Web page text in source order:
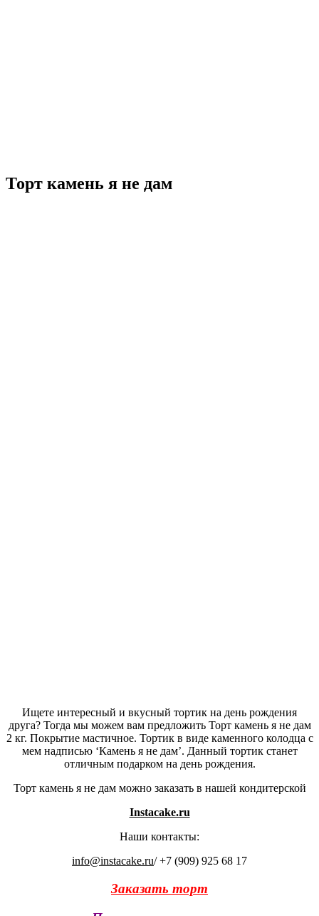
Торт камень я не дам
Ищете интересный и вкусный тортик на день рождения
друга? Тогда мы можем вам предложить Торт камень я не дам
2 кг. Покрытие мастичное. Тортик в виде каменного колодца с
мем надписью ‘Камень я не дам’. Данный тортик станет
отличным подарком на день рождения.
Торт камень я не дам можно заказать в нашей кондитерской
Instacake.ru
Наши контакты:
info@instacake.ru/ +7 (909) 925 68 17
Заказать торт